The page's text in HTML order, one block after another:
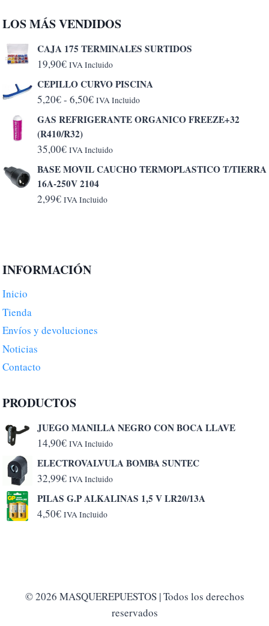
LOS MÁS VENDIDOS
CAJA 175 TERMINALES SURTIDOS
19,90€ IVA Incluido
CEPILLO CURVO PISCINA
5,20€- 6,50€Rango
de
desde
5,20€
hasta
6,50€
IVA Incluido
GAS REFRIGERANTE ORGANICO FREEZE+32
(R410/R32)
35,00€ IVA Incluido
BASE MOVIL CAUCHO TERMOPLASTICO T/TIERRA
16A-250V 2104
2,99€ IVA Incluido
INFORMACIÓN
Inicio
Tienda
Envíos y devoluciones
Noticias
Contacto
PRODUCTOS
JUEGO MANILLA NEGRO CON BOCA LLAVE
14,90€ IVA Incluido
ELECTROVALVULA BOMBA SUNTEC
32,99€ IVA Incluido
PILAS G.P ALKALINAS 1,5 V LR20/13A
4,50€ IVA Incluido
© 2026 MASQUEREPUESTOS | Todos los derechos
reservados